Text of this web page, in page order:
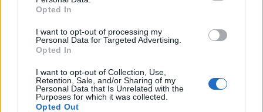
Opted In
I want to opt-out of processing my
Personal Data for Targeted Advertising.
Opted In
I want to opt-out of Collection, Use,
Retention, Sale, and/or Sharing of my
Personal Data that Is Unrelated with the
Purposes for which it was collected.
Opted Out
FUDBAL